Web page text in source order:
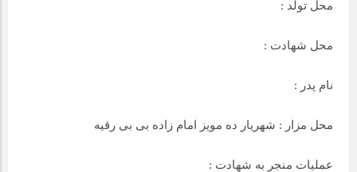
محل تولد :
محل شهادت :
نام پدر :
محل مزار : شهریار ده مویز امام زاده بی بی رقیه
عملیات منجر به شهادت :